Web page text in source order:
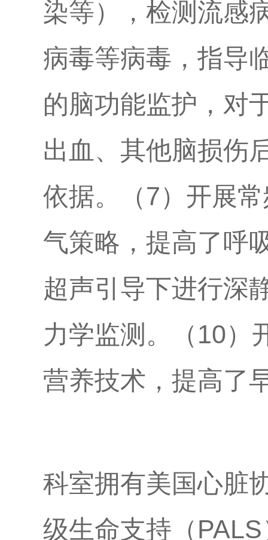
染等），检测流感
病毒等病毒，指导
的脑功能监护，对
出血、其他脑损伤
依据。（7）开展
气策略，提高了呼
超声引导下进行深
力学监测。（10）
营养技术，提高了
科室拥有美国心脏
级生命支持（